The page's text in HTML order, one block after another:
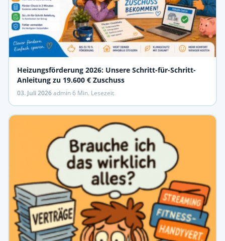
Heizungsförderung 2026: Unsere Schritt-für-Schritt-
Anleitung zu 19.600 € Zuschuss
03. Juli 2026·admin·6 Min. Lesezeit